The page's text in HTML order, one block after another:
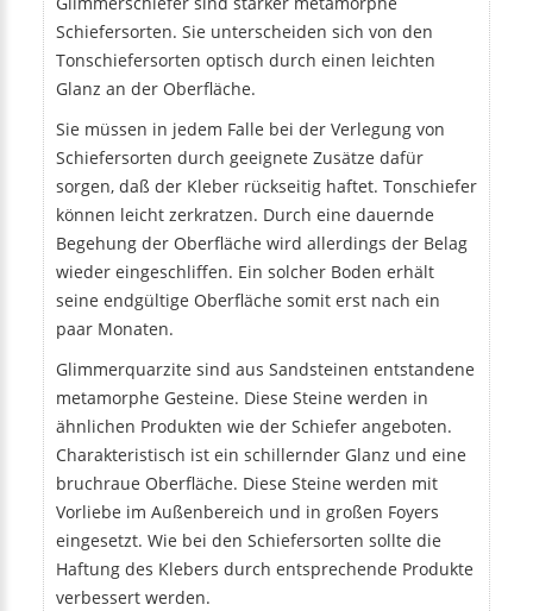
Schiefersorten. Sie unterscheiden sich von den
Tonschiefersorten optisch durch einen leichten
Glanz an der Oberfläche.
Sie müssen in jedem Falle bei der Verlegung von
Schiefersorten durch geeignete Zusätze dafür
sorgen, daß der Kleber rückseitig haftet. Tonschiefer
können leicht zerkratzen. Durch eine dauernde
Begehung der Oberfläche wird allerdings der Belag
wieder eingeschliffen. Ein solcher Boden erhält
seine endgültige Oberfläche somit erst nach ein
paar Monaten.
Glimmerquarzite sind aus Sandsteinen entstandene
metamorphe Gesteine. Diese Steine werden in
ähnlichen Produkten wie der Schiefer angeboten.
Charakteristisch ist ein schillernder Glanz und eine
bruchraue Oberfläche. Diese Steine werden mit
Vorliebe im Außenbereich und in großen Foyers
eingesetzt. Wie bei den Schiefersorten sollte die
Haftung des Klebers durch entsprechende Produkte
verbessert werden.